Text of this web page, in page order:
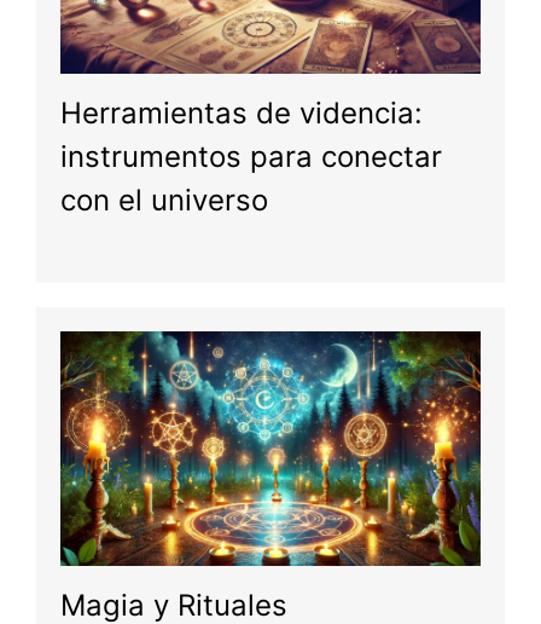
Herramientas de videncia:
instrumentos para conectar
con el universo
Magia y Rituales